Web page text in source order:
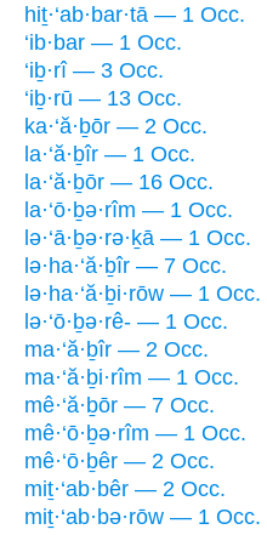
hiṯ·‘ab·bar·tā — 1 Occ.
‘ib·bar — 1 Occ.
‘iḇ·rî — 3 Occ.
‘iḇ·rū — 13 Occ.
ka·‘ă·ḇōr — 2 Occ.
la·‘ă·ḇîr — 1 Occ.
la·‘ă·ḇōr — 16 Occ.
la·‘ō·ḇə·rîm — 1 Occ.
lə·‘ā·ḇə·rə·ḵā — 1 Occ.
lə·ha·‘ă·ḇîr — 7 Occ.
lə·ha·‘ă·ḇi·rōw — 1 Occ.
lə·‘ō·ḇə·rê- — 1 Occ.
ma·‘ă·ḇîr — 2 Occ.
ma·‘ă·ḇi·rîm — 1 Occ.
mê·‘ă·ḇōr — 7 Occ.
mê·‘ō·ḇə·rîm — 1 Occ.
mê·‘ō·ḇêr — 2 Occ.
miṯ·‘ab·bêr — 2 Occ.
miṯ·‘ab·bə·rōw — 1 Occ.